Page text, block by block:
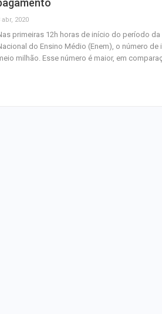
abr, 2020
primeiras 12h horas de início do período
do Ensino Médio (Enem), o número
milhão. Esse número é maior, em